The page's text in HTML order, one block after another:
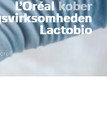
L’Oréal køber
Lactobio